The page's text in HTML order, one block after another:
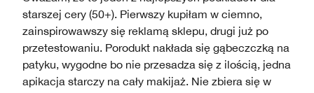
starszej cery (50+). Pierwszy kupiłam w ciemno,
zainspirowawszy się reklamą sklepu, drugi już po
przetestowaniu. Porodukt nakłada się gąbeczczką na
patyku, wygodne bo nie przesadza się z ilością, jedna
apikacja starczy na cały makijaż. Nie zbiera się w